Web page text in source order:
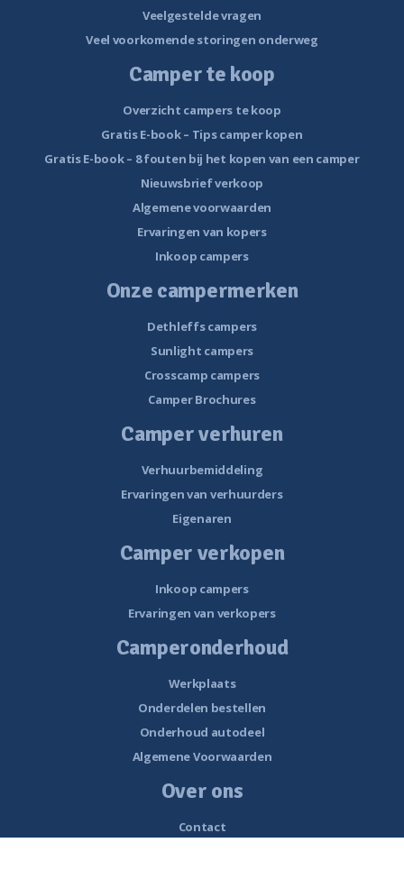
Veelgestelde vragen
Veel voorkomende storingen onderweg
Camper te koop
Overzicht campers te koop
Gratis E-book – Tips camper kopen
Gratis E-book – 8 fouten bij het kopen van een camper
Nieuwsbrief verkoop
Algemene voorwaarden
Ervaringen van kopers
Inkoop campers
Onze campermerken
Dethleffs campers
Sunlight campers
Crosscamp campers
Camper Brochures
Camper verhuren
Verhuurbemiddeling
Ervaringen van verhuurders
Eigenaren
Camper verkopen
Inkoop campers
Ervaringen van verkopers
Camperonderhoud
Werkplaats
Onderdelen bestellen
Onderhoud autodeel
Algemene Voorwaarden
Over ons
Contact